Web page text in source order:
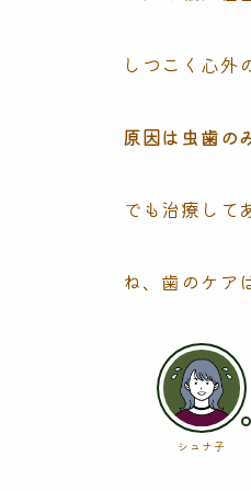
しつこく心外
原因は虫歯の
でも治療して
ね、歯のケア
シュナ子